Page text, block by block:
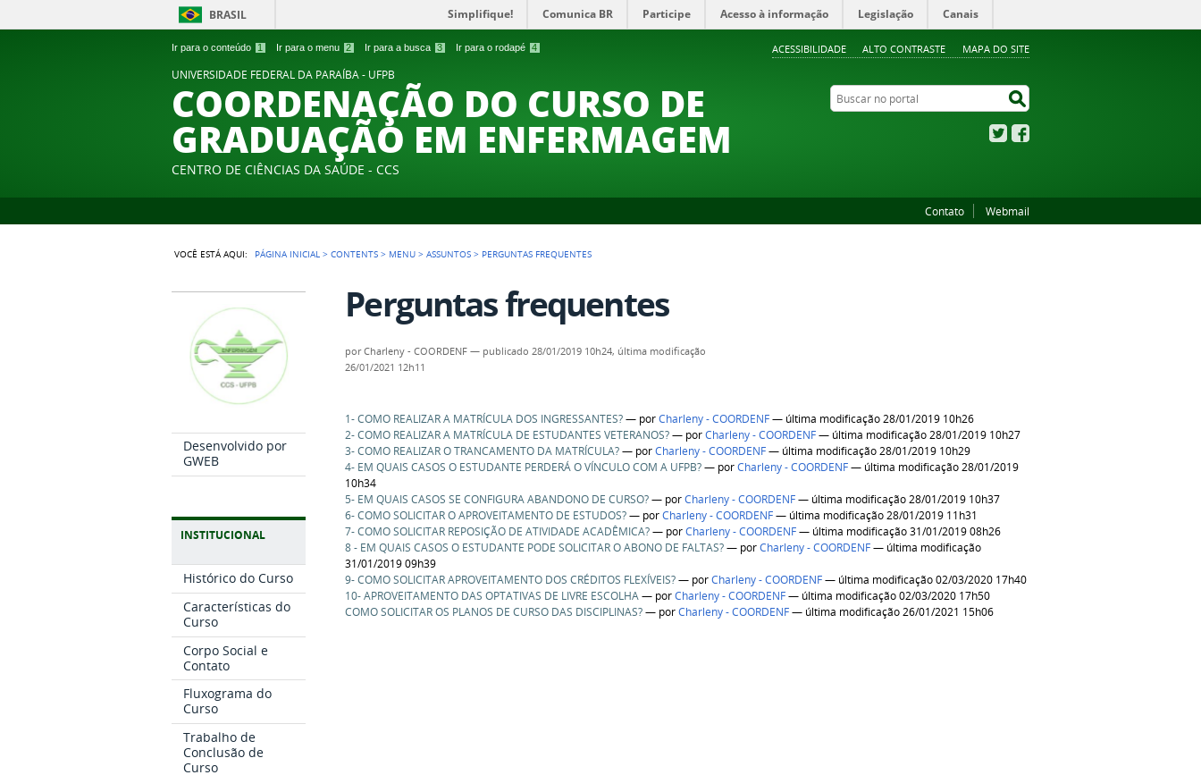
Ir para o conteúdo 1 Ir para o menu 2 Ir para a busca 3 Ir para o rodapé 4 ACESSIBILIDADE ALTO CONTRASTE MAPA DO SITE
BRASIL Simplifique! Comunica BR Participe Acesso à informação Legislação Canais
UNIVERSIDADE FEDERAL DA PARAÍBA - UFPB
COORDENAÇÃO DO CURSO DE
GRADUAÇÃO EM ENFERMAGEM
CENTRO DE CIÊNCIAS DA SAÚDE - CCS
Buscar no portal
Twitter
Contato Webmail
VOCÊ ESTÁ AQUI: PÁGINA INICIAL >CONTENTS > MENU >ASSUNTOS > PERGUNTAS FREQUENTES
Desenvolvido por
GWEB
INSTITUCIONAL
Histórico do Curso
Características do
Curso
Corpo Social e
Contato
Fluxograma do
Curso
Trabalho de
Conclusão de
Curso
Perguntas frequentes
porCharleny - COORDENF — publicado 28/01/2019 10h24, última modificação
26/01/2021 12h11
1- COMO REALIZAR A MATRÍCULA DOS INGRESSANTES?— porCharleny - COORDENF— última modificação 28/01/2019 10h26
2- COMO REALIZAR A MATRÍCULA DE ESTUDANTES VETERANOS?— porCharleny - COORDENF— última modificação 28/01/2019 10h27
3- COMO REALIZAR O TRANCAMENTO DA MATRÍCULA?— porCharleny - COORDENF— última modificação 28/01/2019 10h29
4- EM QUAIS CASOS O ESTUDANTE PERDERÁ O VÍNCULO COM A UFPB?— porCharleny - COORDENF— última modificação 28/01/2019
10h34
5- EM QUAIS CASOS SE CONFIGURA ABANDONO DE CURSO?— porCharleny - COORDENF— última modificação 28/01/2019 10h37
6- COMO SOLICITAR O APROVEITAMENTO DE ESTUDOS?— porCharleny - COORDENF— última modificação 28/01/2019 11h31
7- COMO SOLICITAR REPOSIÇÃO DE ATIVIDADE ACADÊMICA?— porCharleny - COORDENF— última modificação 31/01/2019 08h26
8 - EM QUAIS CASOS O ESTUDANTE PODE SOLICITAR O ABONO DE FALTAS?— porCharleny - COORDENF— última modificação
31/01/2019 09h39
9- COMO SOLICITAR APROVEITAMENTO DOS CRÉDITOS FLEXÍVEIS?— porCharleny - COORDENF— última modificação 02/03/2020 17h40
10- APROVEITAMENTO DAS OPTATIVAS DE LIVRE ESCOLHA— porCharleny - COORDENF— última modificação 02/03/2020 17h50
COMO SOLICITAR OS PLANOS DE CURSO DAS DISCIPLINAS?— porCharleny - COORDENF— última modificação 26/01/2021 15h06